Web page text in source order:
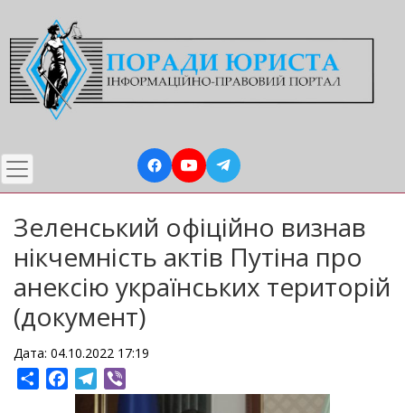
до
основного
вмісту
Зеленський офіційно визнав
нікчемність актів Путіна про
анексію українських територій
(документ)
Дата: 04.10.2022 17:19
ShareFacebookTelegram